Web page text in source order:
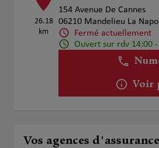
26.18
km
154 Avenue De Cannes
06210 Mandelieu La
Fermé actuellement
Ouvert sur rdv 14:00
Voir
Vos agences